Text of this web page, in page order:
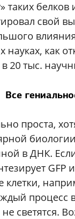
таких
свой
как
20 тыс.
Все
проста,
в ДНК. Если
клетки,
светятся.